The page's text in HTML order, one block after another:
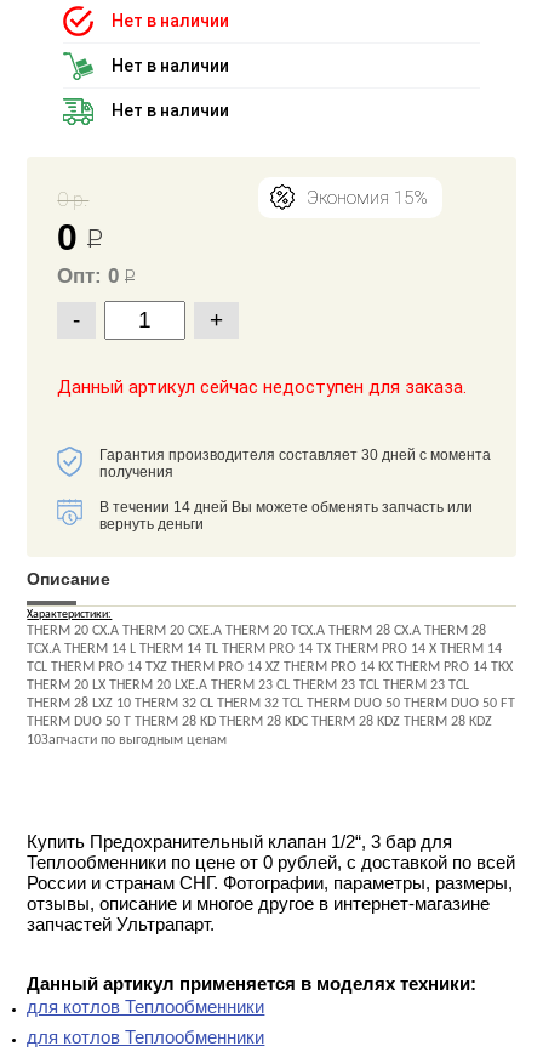
Нет в наличии
Нет в наличии
Нет в наличии
0 р. Экономия 15%
0Р
Опт: 0Р
- +
Данный артикул сейчас недоступен для заказа.
Гарантия производителя составляет 30 дней с момента
получения
В течении 14 дней Вы можете обменять запчасть или
вернуть деньги
Описание
Характеристики:
THERM 20 CX.A THERM 20 CXE.A THERM 20 TCX.A THERM 28 CX.A THERM 28
TCX.A THERM 14 L THERM 14 TL THERM PRO 14 TX THERM PRO 14 X THERM 14
TCL THERM PRO 14 TXZ THERM PRO 14 XZ THERM PRO 14 KX THERM PRO 14 TKX
THERM 20 LX THERM 20 LXE.A THERM 23 CL THERM 23 TCL THERM 23 TCL
THERM 28 LXZ 10 THERM 32 CL THERM 32 TCL THERM DUO 50 THERM DUO 50 FT
THERM DUO 50 T THERM 28 KD THERM 28 KDC THERM 28 KDZ THERM 28 KDZ
10Запчасти по выгодным ценам
Купить Предохранительный клапан 1/2“, 3 бар для
Теплообменники по цене от 0 рублей, с доставкой по всей
России и странам СНГ. Фотографии, параметры, размеры,
отзывы, описание и многое другое в интернет-магазине
запчастей Ультрапарт.
Данный артикул применяется в моделях техники:
для котлов Теплообменники
для котлов Теплообменники